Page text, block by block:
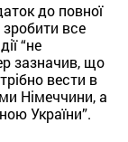
до повної
все
“не
зазначив, що
вести в
Німеччини, а
України”.